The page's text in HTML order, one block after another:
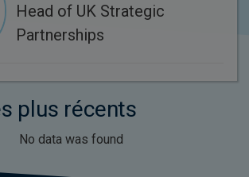
Head of UK Strategic
Partnerships
plus récents
No data was found